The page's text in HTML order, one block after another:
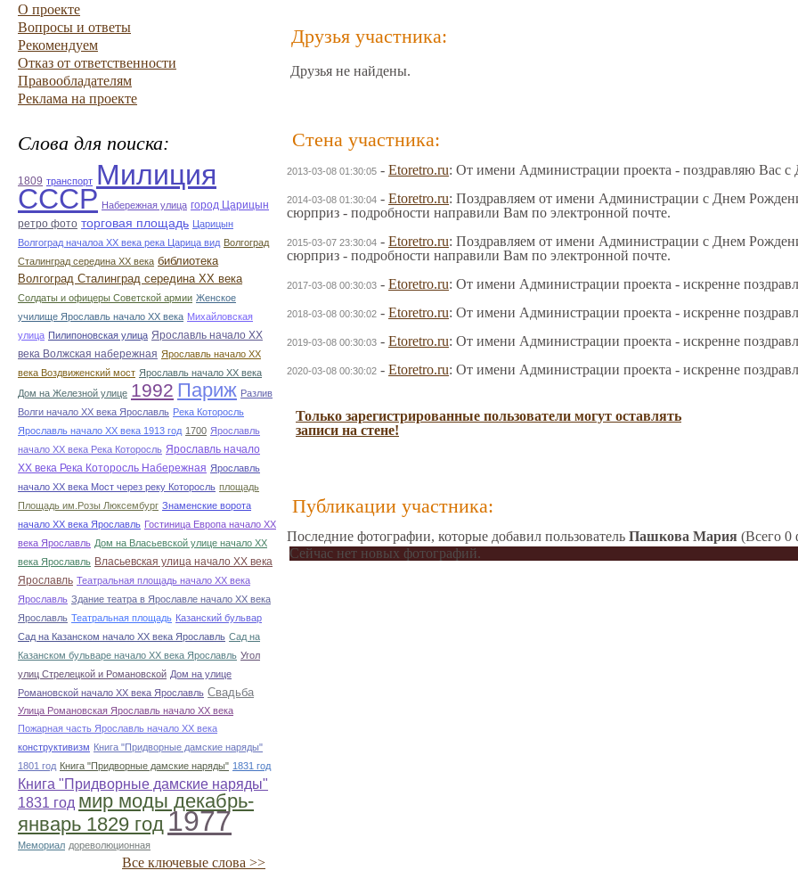
О проекте
Вопросы и ответы
Рекомендуем
Отказ от ответственности
Правообладателям
Реклама на проекте
Слова для поиска:
1809 транспорт Милиция
СССР Набережная улица город Царицын
ретро фото торговая площадь Царицын
Волгоград началоа ХХ века река Царица вид Волгоград
Сталинград середина ХХ века библиотека
Волгоград Сталинград середина ХХ века
Солдаты и офицеры Советской армии Женское
училище Ярославль начало ХХ века Михайловская
улица Пилипоновская улица Ярославль начало ХХ
века Волжская набережная Ярославль начало ХХ
века Воздвиженский мост Ярославль начало ХХ века
Дом на Железной улице 1992 Париж Разлив
Волги начало ХХ века Ярославль Река Которосль
Ярославль начало ХХ века 1913 год 1700 Ярославль
начало ХХ века Река Которосль Ярославль начало
ХХ века Река Которосль Набережная Ярославль
начало ХХ века Мост через реку Которосль площадь
Площадь им.Розы Люксембург Знаменские ворота
начало ХХ века Ярославль Гостиница Европа начало ХХ
века Ярославль Дом на Власьевской улице начало ХХ
века Ярославль Власьевская улица начало ХХ века
Ярославль Театральная площадь начало ХХ века
Ярославль Здание театра в Ярославле начало ХХ века
Ярославль Театральная площадь Казанский бульвар
Сад на Казанском начало ХХ века Ярославль Сад на
Казанском бульваре начало ХХ века Ярославль Угол
улиц Стрелецкой и Романовской Дом на улице
Романовской начало ХХ века Ярославль Свадьба
Улица Романовская Ярославль начало ХХ века
Пожарная часть Ярославль начало ХХ века
конструктивизм Книга "Придворные дамские наряды"
1801 год Книга "Придворные дамские наряды" 1831 год
Книга "Придворные дамские наряды"
1831 год мир моды декабрь-
январь 1829 год1977
Мемориал дореволюционная
Все ключевые слова >>
Друзья участника:
Друзья не найдены.
Стена участника:
2013-03-08 01:30:05 - Etoretro.ru: От имени Администрации проекта - поздравляю Вас
2014-03-08 01:30:04 - Etoretro.ru: Поздравляем от имени Администрации с Днем
сюрприз - подробности направили Вам по электронной почте.
2015-03-07 23:30:04 - Etoretro.ru: Поздравляем от имени Администрации с Днем
сюрприз - подробности направили Вам по электронной почте.
2017-03-08 00:30:03 - Etoretro.ru: От имени Администрации проекта - искренне
2018-03-08 00:30:02 - Etoretro.ru: От имени Администрации проекта - искренне
2019-03-08 00:30:03 - Etoretro.ru: От имени Администрации проекта - искренне
2020-03-08 00:30:02 - Etoretro.ru: От имени Администрации проекта - искренне
Только зарегистрированные пользователи могут оставлять
записи на стене!
Публикации участника:
Последние фотографии, которые добавил пользователь Пашкова Мария (Всего 0
Сейчас нет новых фотографий.